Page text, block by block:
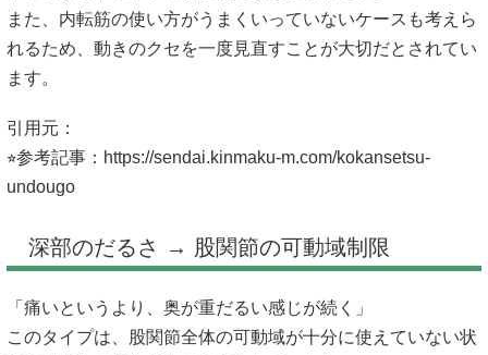
また、内転筋の使い方がうまくいっていないケースも考えら
れるため、動きのクセを一度見直すことが大切だとされてい
ます。
引用元：
⭐︎参考記事： https://sendai.kinmaku-m.com/kokansetsu-
undougo
深部のだるさ → 股関節の可動域制限
「痛いというより、奥が重だるい感じが続く」
このタイプは、股関節全体の可動域が十分に使えていない状